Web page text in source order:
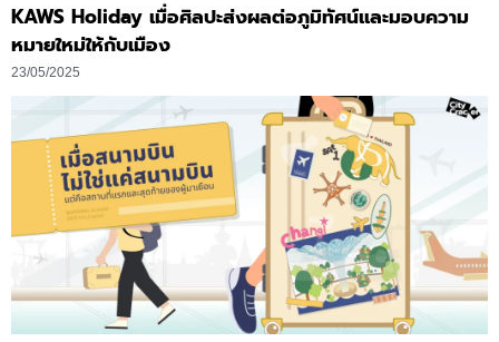
KAWS Holiday เมื่อศิลปะส่งผลต่อภูมิทัศน์และมอบความ
หมายใหม่ให้กับเมือง
23/05/2025